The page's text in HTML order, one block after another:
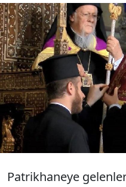
Rum
Patrikhaneye